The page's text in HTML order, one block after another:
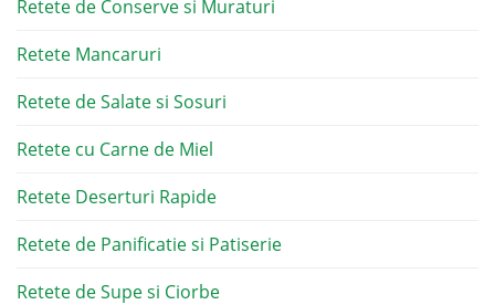
Retete de Conserve si Muraturi
Retete Mancaruri
Retete de Salate si Sosuri
Retete cu Carne de Miel
Retete Deserturi Rapide
Retete de Panificatie si Patiserie
Retete de Supe si Ciorbe